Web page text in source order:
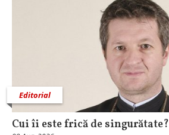
Editorial
Cui îi este frică de singurătate?